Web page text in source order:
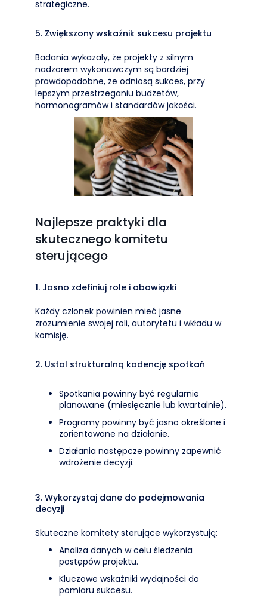
strategiczne.
5. Zwiększony wskaźnik sukcesu projektu
Badania wykazały, że projekty z silnym
nadzorem wykonawczym są bardziej
prawdopodobne, że odniosą sukces, przy
lepszym przestrzeganiu budżetów,
harmonogramów i standardów jakości.
Najlepsze praktyki dla
skutecznego komitetu
sterującego
1. Jasno zdefiniuj role i obowiązki
Każdy członek powinien mieć jasne
zrozumienie swojej roli, autorytetu i wkładu w
komisję.
2. Ustal strukturalną kadencję spotkań
Spotkania powinny być regularnie
planowane (miesięcznie lub kwartalnie).
Programy powinny być jasno określone i
zorientowane na działanie.
Działania następcze powinny zapewnić
wdrożenie decyzji.
3. Wykorzystaj dane do podejmowania
decyzji
Skuteczne komitety sterujące wykorzystują:
Analiza danych w celu śledzenia
postępów projektu.
Kluczowe wskaźniki wydajności do
pomiaru sukcesu.